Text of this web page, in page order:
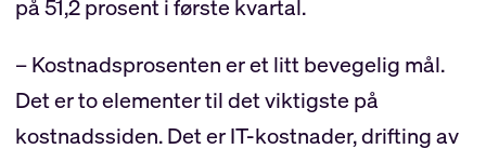
på 51,2 prosent i første kvartal.
– Kostnadsprosenten er et litt bevegelig mål.
Det er to elementer til det viktigste på
kostnadssiden. Det er IT-kostnader, drifting av